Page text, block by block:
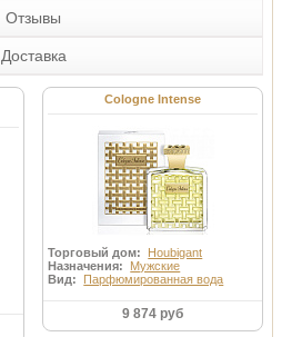
Отзывы
Доставка
Cologne Intense
Торговый дом:
Houbigant
Назначения: Мужские
Вид:
Парфюмированная вода
9 874 руб